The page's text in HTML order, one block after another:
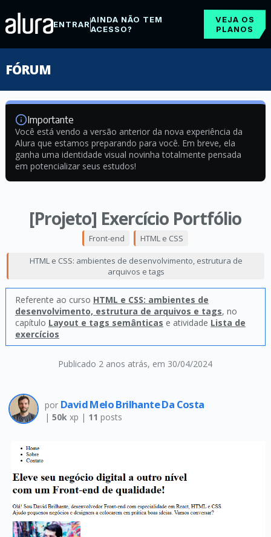
ENTRARAINDA NÃO TEM
ACESSO?
VEJA OS
PLANOS
FÓRUM
Importante
Você está vendo a versão anterior da nova experiência da
Alura que estamos preparando para você. Em breve, ela
ganha uma identidade visual novinha totalmente pensada
em potencializar seus estudos!
[Projeto] Exercício Portfólio
Publicado 2 anos atrás, em 30/04/2024
Front-end HTML e CSS
HTML e CSS: ambientes de desenvolvimento, estrutura de
arquivos e tags
Referente ao curso HTML e CSS: ambientes de
desenvolvimento, estrutura de arquivos e tags, no
capítulo Layout e tags semânticas e atividade Lista de
exercícios
por David Melo Brilhante Da Costa
| 50kxp | 11 posts